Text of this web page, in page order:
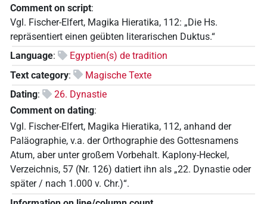
Comment on script:
Vgl. Fischer-Elfert, Magika Hieratika, 112: „Die Hs.
repräsentiert einen geübten literarischen Duktus.“
Language:
Egyptien(s) de tradition
Text category:
Magische Texte
Dating:
26. Dynastie
Comment on dating:
Vgl. Fischer-Elfert, Magika Hieratika, 112, anhand der
Paläographie, v.a. der Orthographie des Gottesnamens
Atum, aber unter großem Vorbehalt. Kaplony-Heckel,
Verzeichnis, 57 (Nr. 126) datiert ihn als „22. Dynastie oder
später / nach 1.000 v. Chr.)“.